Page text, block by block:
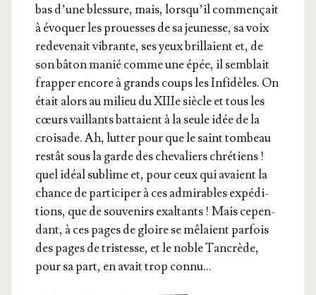
bas d’une bles­sure, mais, lors­qu’il com­men­çait
à évo­quer les prouesses de sa jeu­nesse, sa voix
rede­ve­nait vibrante, ses yeux brillaient et, de
son bâton manié comme une épée, il sem­blait
frap­per encore à grands coups les Infi­dèles. On
était alors au milieu du XIIIe siècle et tous les
cœurs vaillants bat­taient à la seule idée de la
croi­sade. Ah, lut­ter pour que le saint tom­beau
res­tât sous la garde des che­va­liers chré­tiens !
quel idéal sublime et, pour ceux qui avaient la
chance de par­ti­ci­per à ces admi­rables expé­di­
tions, que de sou­ve­nirs exal­tants ! Mais cepen­
dant, à ces pages de gloire se mêlaient par­fois
des pages de tris­tesse, et le noble Tan­crède,
pour sa part, en avait trop connu…